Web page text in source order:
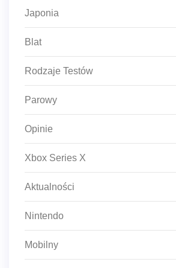
Japonia
Blat
Rodzaje Testów
Parowy
Opinie
Xbox Series X
Aktualności
Nintendo
Mobilny